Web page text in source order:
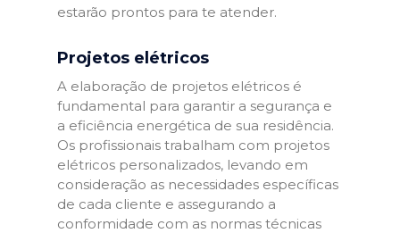
estarão prontos para te atender.
Projetos elétricos
A elaboração de projetos elétricos é
fundamental para garantir a segurança e
a eficiência energética de sua residência.
Os profissionais trabalham com projetos
elétricos personalizados, levando em
consideração as necessidades específicas
de cada cliente e assegurando a
conformidade com as normas técnicas